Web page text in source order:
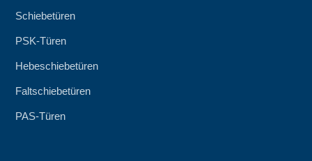
Schiebetüren
PSK-Türen
Hebeschiebetüren
Faltschiebetüren
PAS-Türen